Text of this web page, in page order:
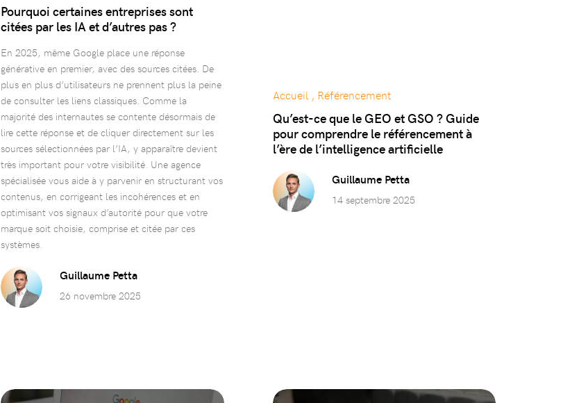
Pourquoi certaines entreprises sont
citées par les IA et d’autres pas ?
En 2025, même Google place une réponse
générative en premier, avec des sources citées. De
plus en plus d’utilisateurs ne prennent plus la peine
de consulter les liens classiques. Comme la
majorité des internautes se contente désormais de
lire cette réponse et de cliquer directement sur les
sources sélectionnées par l’IA, y apparaître devient
très important pour votre visibilité. Une agence
spécialisée vous aide à y parvenir en structurant vos
contenus, en corrigeant les incohérences et en
optimisant vos signaux d’autorité pour que votre
marque soit choisie, comprise et citée par ces
systèmes.
Guillaume Petta
26 novembre 2025
Accueil , Référencement
Qu’est-ce que le GEO et GSO ? Guide
pour comprendre le référencement à
l’ère de l’intelligence artificielle
Guillaume Petta
14 septembre 2025